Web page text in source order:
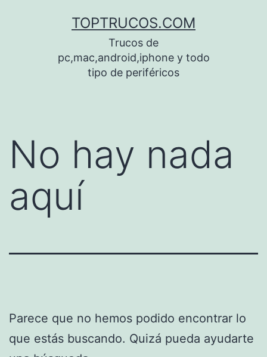
TOPTRUCOS.COM
Trucos de
pc,mac,android,iphone y todo
tipo de periféricos
No hay nada
aquí
Parece que no hemos podido encontrar lo
que estás buscando. Quizá pueda ayudarte